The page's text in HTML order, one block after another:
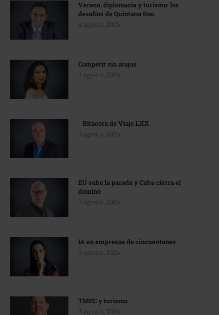
Verano, diplomacia y turismo: los
desafíos de Quintana Roo
4 agosto, 2026
Competir sin atajos
4 agosto, 2026
Bitácora de Viaje LXX
3 agosto, 2026
EU sube la parada y Cuba cierra el
dominó
3 agosto, 2026
IA en empresas de cincuentones
3 agosto, 2026
TMEC y turismo
3 agosto, 2026